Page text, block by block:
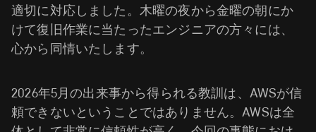
適切に対応しました。木曜の夜から金曜の朝にか
けて復旧作業に当たったエンジニアの方々には、
心から同情いたします。
2026年5月の出来事から得られる教訓は、AWSが信
頼できないということではありません。AWSは全